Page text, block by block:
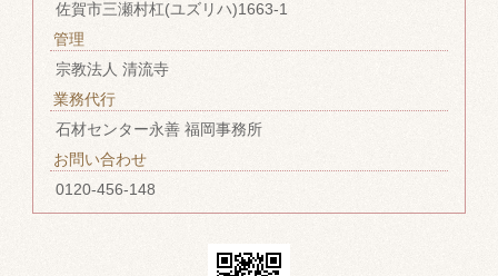
佐賀市三瀬村杠(ユズリハ)1663-1
管理
宗教法人 清流寺
業務代行
石材センター永善 福岡事務所
お問い合わせ
0120-456-148